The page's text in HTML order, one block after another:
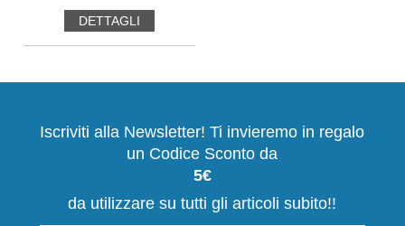
DETTAGLI
Iscriviti alla Newsletter! Ti invieremo in regalo
un Codice Sconto da
5€
da utilizzare su tutti gli articoli subito!!